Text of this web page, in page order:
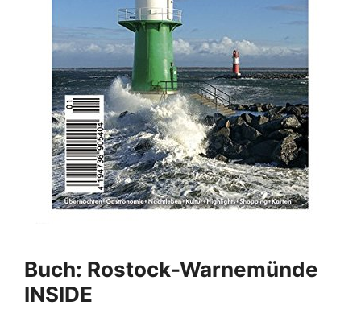
Buch: Rostock-Warnemünde
INSIDE